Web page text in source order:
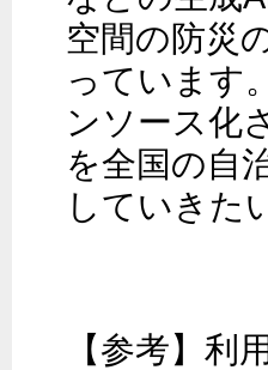
空間の防災
っています
ンソース化
を全国の自
していきた
【参考】利